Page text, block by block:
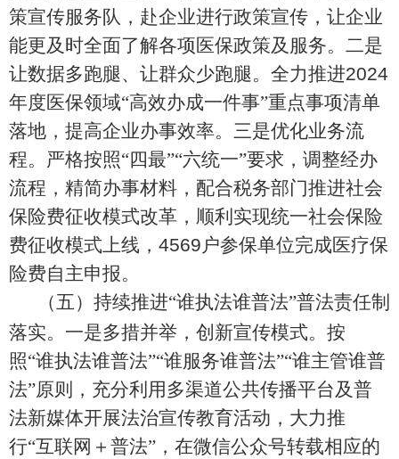
策宣传服务队，赴企业进行政策宣传， 让企业
能更及时全面了解各项医保政策及服务。二是
让数据多跑腿、让群众少跑腿。全力推进2024
年度医保领域“高效办成一件事”重点事项清单
落地，提高企业办事效率。三是优化业务流
程。严格按照“四最”“六统一”要求，调整经办
流程，精简办事材料， 配合税务部门推进社会
保险费征收模式改革，顺利实现统一社会保险
费征收模式上线， 4569户参保单位完成医疗保
险费自主申报。
（五）持续推进“谁执法谁普法”普法责任制
落实。 一是多措并举，创新宣传模式。按
照“谁执法谁普法”“谁服务谁普法”“谁主管谁普
法”原则，充分利用多渠道公共传播平台及普
法新媒体开展法治宣传教育活动，大力推
行“互联网＋普法” ，在微信公众号转载相应的